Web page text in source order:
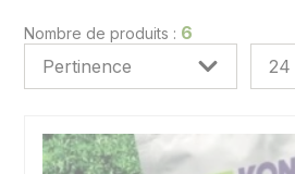
Nombre de produits : 6